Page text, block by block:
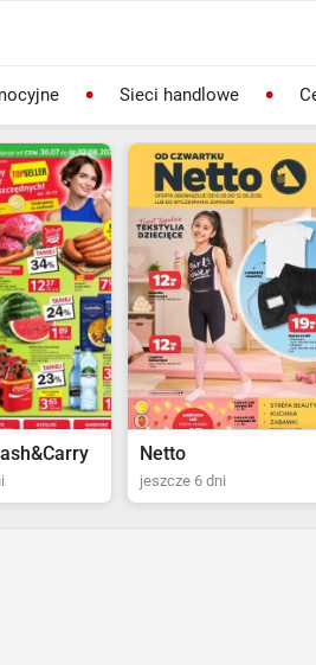
Sieci handlowe
POLOmarket
jeszcze 5 dni